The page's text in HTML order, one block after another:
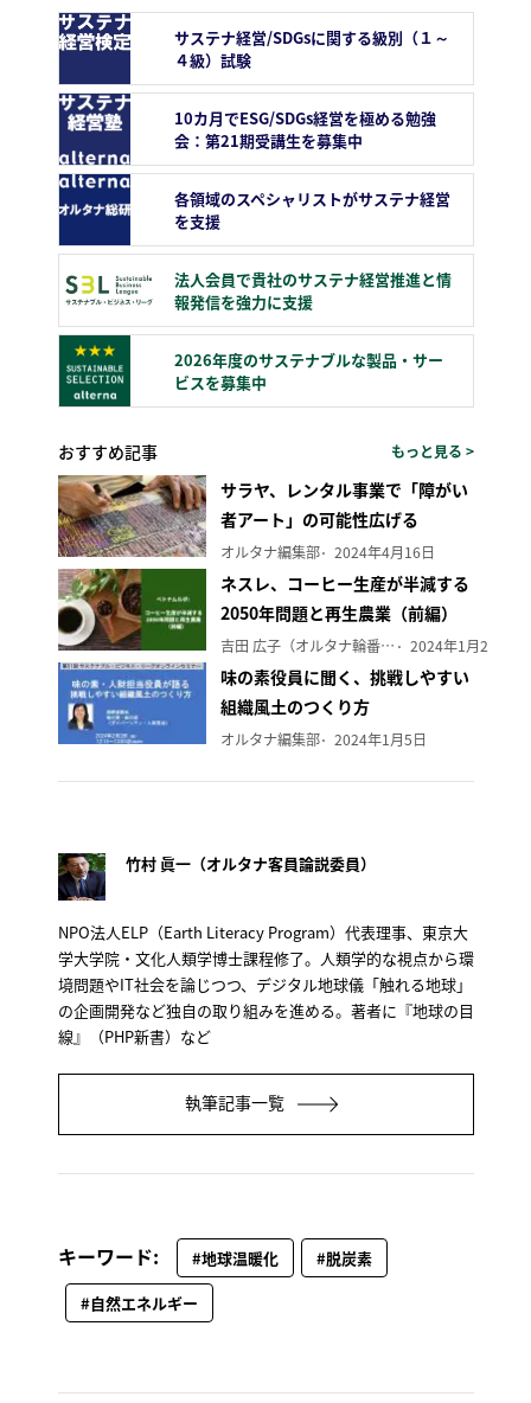
サステナ経営/SDGsに関する級別（１～
４級）試験
10カ月でESG/SDGs経営を極める勉強
会：第21期受講生を募集中
各領域のスペシャリストがサステナ経営
を支援
法人会員で貴社のサステナ経営推進と情
報発信を強力に支援
2026年度のサステナブルな製品・サー
ビスを募集中
おすすめ記事 もっと見る >
サラヤ、レンタル事業で「障がい
者アート」の可能性広げる
オルタナ編集部 2024年4月16日
ネスレ、コーヒー生産が半減する
2050年問題と再生農業（前編）
吉田 広子（オルタナ輪番編集長） 2024年1月29日
味の素役員に聞く、挑戦しやすい
組織風土のつくり方
オルタナ編集部 2024年1月5日
竹村 眞一（オルタナ客員論説委員）
NPO法人ELP（Earth Literacy Program）代表理事、東京大
学大学院・文化人類学博士課程修了。人類学的な視点から環
境問題やIT社会を論じつつ、デジタル地球儀「触れる地球」
の企画開発など独自の取り組みを進める。著者に『地球の目
線』（PHP新書）など
執筆記事一覧
キーワード: #地球温暖化
#脱炭素
#自然エネルギー